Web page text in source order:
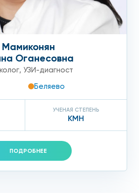
Мамиконян
Оганесовна
, УЗИ-диагност
Беляево
УЧЕНАЯ СТЕПЕНЬ
КМН
ПОДРОБНЕЕ